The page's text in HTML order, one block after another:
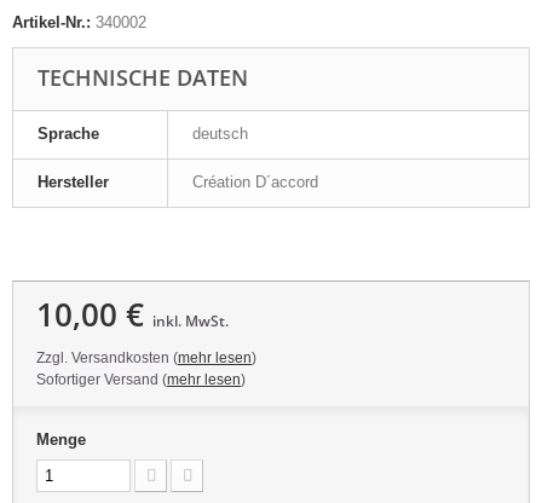
Artikel-Nr.: 340002
TECHNISCHE DATEN
Sprache deutsch
Hersteller Création D´accord
10,00 € inkl. MwSt.
Zzgl. Versandkosten (mehr lesen)
Sofortiger Versand (mehr lesen)
Menge